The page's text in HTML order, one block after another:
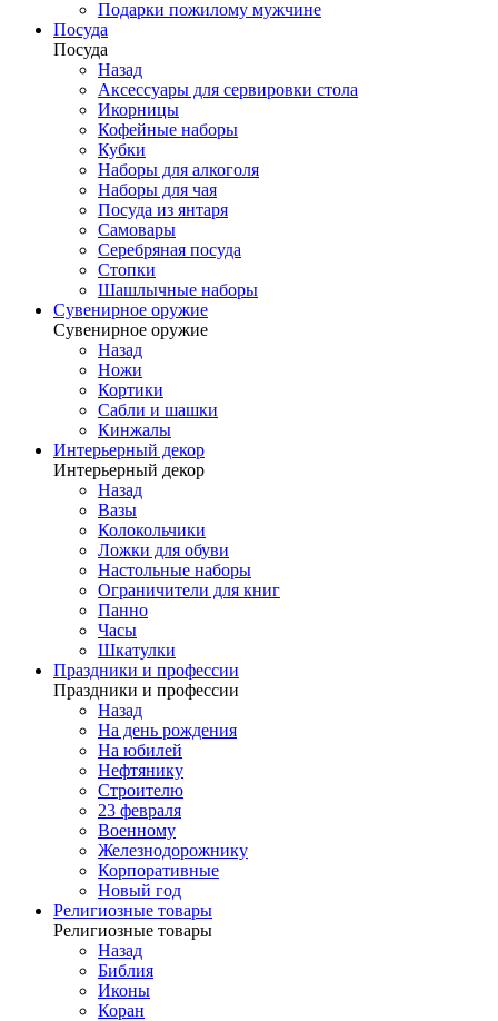
Подарки пожилому мужчине
Посуда
Посуда
Назад
Аксессуары для сервировки стола
Икорницы
Кофейные наборы
Кубки
Наборы для алкоголя
Наборы для чая
Посуда из янтаря
Самовары
Серебряная посуда
Стопки
Шашлычные наборы
Сувенирное оружие
Сувенирное оружие
Назад
Ножи
Кортики
Сабли и шашки
Кинжалы
Интерьерный декор
Интерьерный декор
Назад
Вазы
Колокольчики
Ложки для обуви
Настольные наборы
Ограничители для книг
Панно
Часы
Шкатулки
Праздники и профессии
Праздники и профессии
Назад
На день рождения
На юбилей
Нефтянику
Строителю
23 февраля
Военному
Железнодорожнику
Корпоративные
Новый год
Религиозные товары
Религиозные товары
Назад
Библия
Иконы
Коран